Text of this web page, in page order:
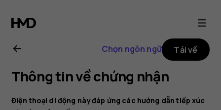
Hướng
dẫn
sử
dụng
Chọn ngôn ngữ Tải về
Thông tin về chứng nhận
Điện thoại di động này đáp ứng các hướng dẫn tiếp xúc